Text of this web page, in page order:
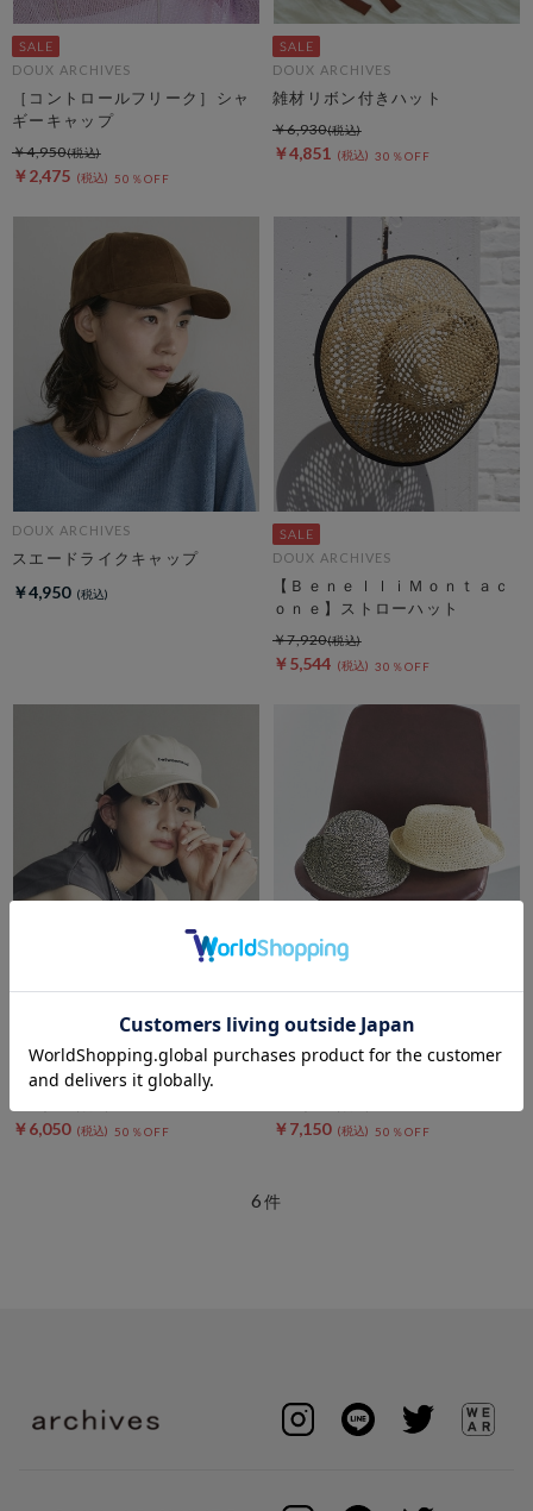
DOUX ARCHIVES
［コントロールフリーク］シャ
ギーキャップ
￥2,475 50％OFF
￥4,950
DOUX ARCHIVES
雑材リボン付きハット
￥4,851 30％OFF
￥6,930
DOUX ARCHIVES
スエードライクキャップ
￥4,950
DOUX ARCHIVES
【ＢｅｎｅｌｌｉＭｏｎｔａｃ
ｏｎｅ】ストローハット
￥5,544 30％OFF
￥7,920
DOUX ARCHIVES
ＢＥＴＷＥＥＮロゴキャップ
￥6,050 50％OFF
DOUX ARCHIVES
￥7,150 50％OFF
6件